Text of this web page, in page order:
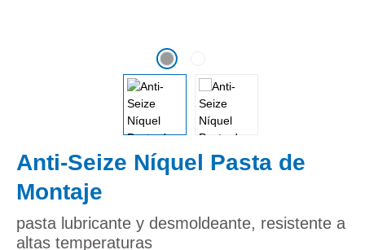
Anti-Seize Níquel Pasta de
Montaje
pasta lubricante y desmoldeante, resistente a
altas temperaturas